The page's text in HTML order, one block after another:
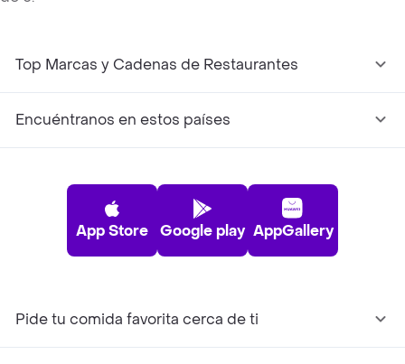
Top Marcas y Cadenas de Restaurantes
Encuéntranos en estos países
App Store Google play AppGallery
Pide tu comida favorita cerca de ti